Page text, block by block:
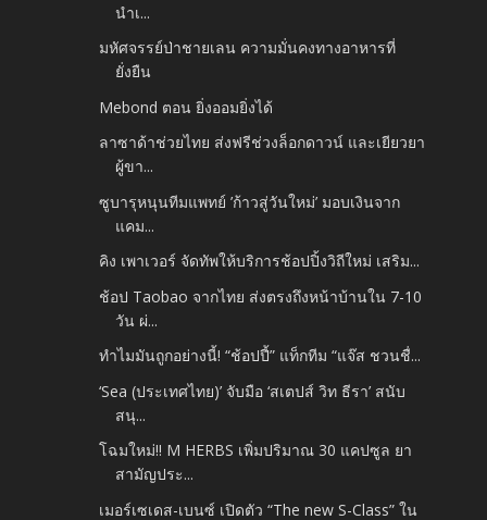
นำเ...
มหัศจรรย์ป่าชายเลน ความมั่นคงทางอาหารที่
ยั่งยืน
Mebond ตอน ยิ่งออมยิ่งได้
ลาซาด้าช่วยไทย ส่งฟรีช่วงล็อกดาวน์ และเยียวยา
ผู้ขา...
ซูบารุหนุนทีมแพทย์ ’ก้าวสู่วันใหม่’ มอบเงินจาก
แคม...
คิง เพาเวอร์ จัดทัพให้บริการช้อปปิ้งวิถีใหม่ เสริม...
ช้อป Taobao จากไทย ส่งตรงถึงหน้าบ้านใน 7-10
วัน ผ่...
ทำไมมันถูกอย่างนี้! “ช้อปปี้” แท็กทีม “แจ๊ส ชวนชื่...
‘Sea (ประเทศไทย)’ จับมือ ‘สเตปส์ วิท ธีรา’ สนับ
สนุ...
โฉมใหม่!! M HERBS เพิ่มปริมาณ 30 แคปซูล ยา
สามัญประ...
เมอร์เซเดส-เบนซ์ เปิดตัว “The new S-Class” ใน